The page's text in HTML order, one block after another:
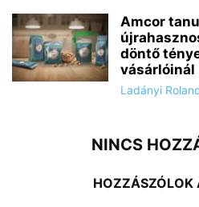
Amcor
döntő
vásárlóinál
Ladányi
NINCS
HOZZÁSZÓLOK